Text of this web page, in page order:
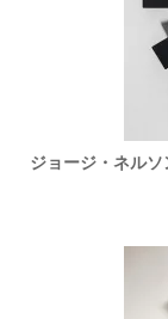
ジョージ・ネル